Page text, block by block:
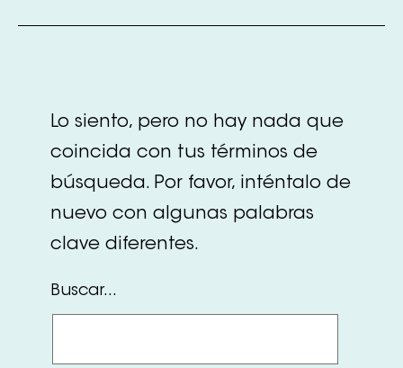
Lo siento, pero no hay nada que
coincida con tus términos de
búsqueda. Por favor, inténtalo de
nuevo con algunas palabras
clave diferentes.
Buscar...